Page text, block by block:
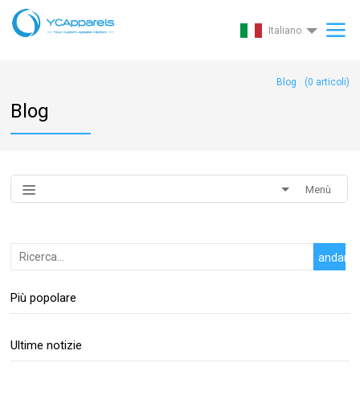
Italiano
Blog (0 articoli)
Blog
Menù
Più popolare
Ultime notizie